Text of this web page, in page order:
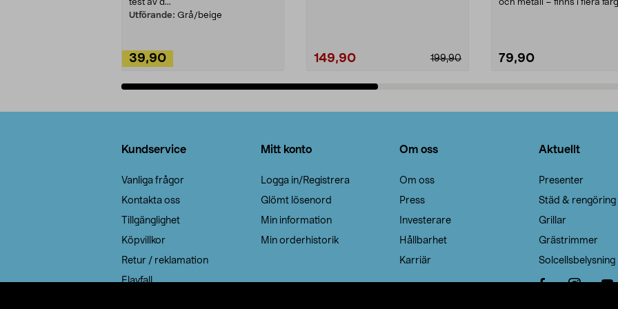
test av d...
Utförande: Grå/beige
39,90 199,90
149,90
och metall – finns i flera
79,90
Kundservice
Vanliga frågor
Kontakta oss
Tillgänglighet
Köpvillkor
Retur / reklamation
Elavfall
Mitt konto
Logga in/Registrera
Glömt lösenord
Min information
Min orderhistorik
Om oss
Om oss
Press
Investerare
Hållbarhet
Karriär
Aktuellt
Presenter
Städ & rengöring
Grillar
Grästrimmer
Solcellsbelysning